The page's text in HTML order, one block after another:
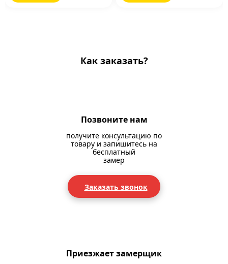
Как заказать?
Позвоните нам
получите консультацию по
товару и запишитесь на
бесплатный
замер
Заказать звонок
Приезжает замерщик